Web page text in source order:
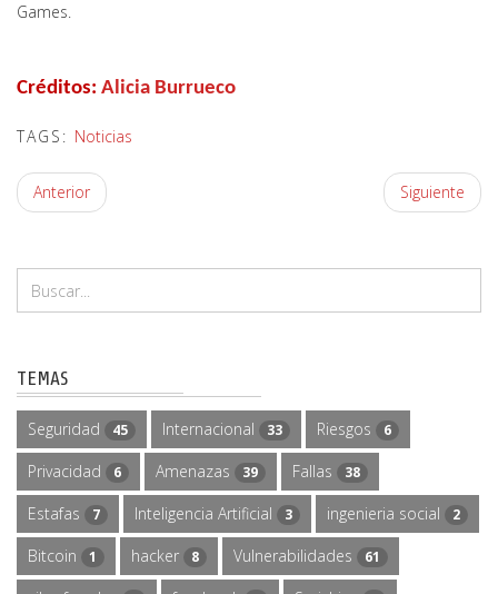
Games.
Créditos: Alicia Burrueco
TAGS: Noticias
Anterior Siguiente
TEMAS
Seguridad 45 Internacional 33 Riesgos 6
Privacidad 6 Amenazas 39 Fallas 38
Estafas 7 Inteligencia Artificial 3 ingenieria social 2
Bitcoin 1 hacker 8 Vulnerabilidades 61